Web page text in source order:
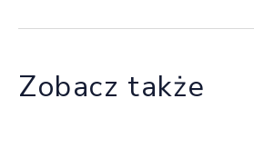
Zobacz także